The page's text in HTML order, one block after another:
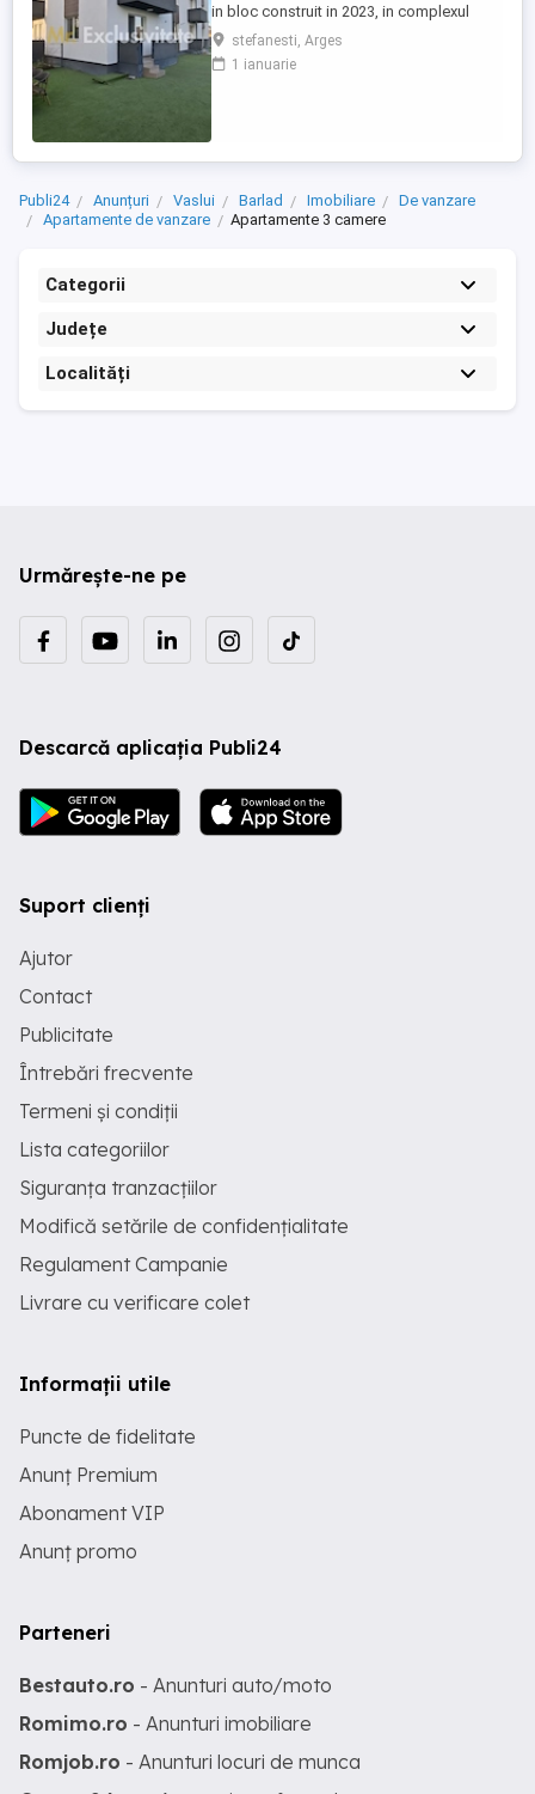
in bloc construit in 2023, in complexul
rezidential Cavalerului Residence situat pe
strada Cavalerului vis-a-vis de Marcea Spa
la 5 min de Centrul Pitestului.. Descoperă
stefanesti, Arges
1 ianuarie
Publi24 Anunțuri Vaslui Barlad Imobiliare
De vanzare
Apartamente de vanzare
Apartamente 3 camere
Categorii
Județe
Localități
Urmărește-ne pe
Descarcă aplicația Publi24
Suport clienți
Ajutor
Contact
Publicitate
Întrebări frecvente
Termeni și condiții
Lista categoriilor
Siguranța tranzacțiilor
Modifică setările de confidențialitate
Regulament Campanie
Livrare cu verificare colet
Informații utile
Puncte de fidelitate
Anunț Premium
Abonament VIP
Anunț promo
Parteneri
Bestauto.ro - Anunturi auto/moto
Romimo.ro - Anunturi imobiliare
Romjob.ro - Anunturi locuri de munca